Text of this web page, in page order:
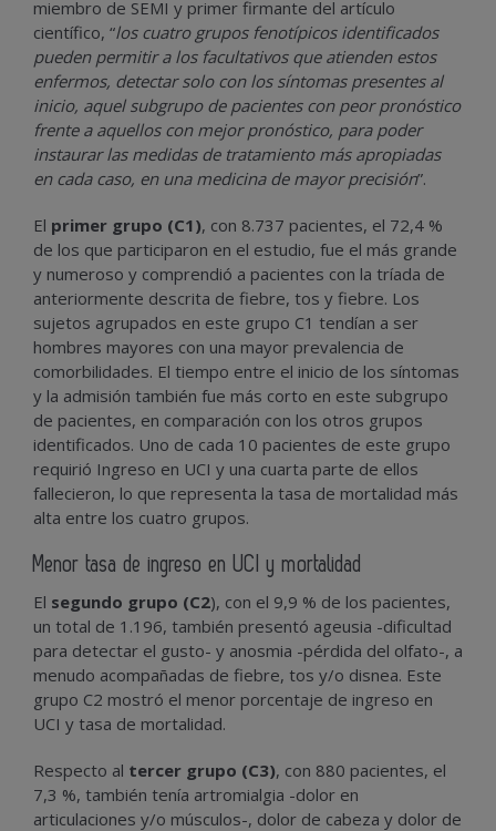
miembro de SEMI y primer firmante del artículo
científico, “los cuatro grupos fenotípicos identificados
pueden permitir a los facultativos que atienden estos
enfermos, detectar solo con los síntomas presentes al
inicio, aquel subgrupo de pacientes con peor pronóstico
frente a aquellos con mejor pronóstico, para poder
instaurar las medidas de tratamiento más apropiadas
en cada caso, en una medicina de mayor precisión”.
El primer grupo (C1), con 8.737 pacientes, el 72,4 %
de los que participaron en el estudio, fue el más grande
y numeroso y comprendió a pacientes con la tríada de
anteriormente descrita de fiebre, tos y fiebre. Los
sujetos agrupados en este grupo C1 tendían a ser
hombres mayores con una mayor prevalencia de
comorbilidades. El tiempo entre el inicio de los síntomas
y la admisión también fue más corto en este subgrupo
de pacientes, en comparación con los otros grupos
identificados. Uno de cada 10 pacientes de este grupo
requirió Ingreso en UCI y una cuarta parte de ellos
fallecieron, lo que representa la tasa de mortalidad más
alta entre los cuatro grupos.
Menor tasa de ingreso en UCI y mortalidad
El segundo grupo (C2), con el 9,9 % de los pacientes,
un total de 1.196, también presentó ageusia -dificultad
para detectar el gusto- y anosmia -pérdida del olfato-, a
menudo acompañadas de fiebre, tos y/o disnea. Este
grupo C2 mostró el menor porcentaje de ingreso en
UCI y tasa de mortalidad.
Respecto al tercer grupo (C3), con 880 pacientes, el
7,3 %, también tenía artromialgia -dolor en
articulaciones y/o músculos-, dolor de cabeza y dolor de